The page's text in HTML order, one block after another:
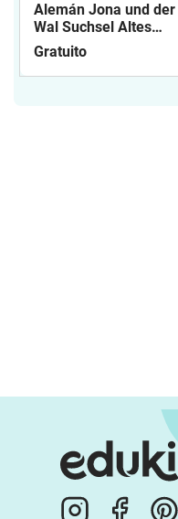
Alemán Jona und der
Wal Suchsel Altes
Testament
(Buchstabengitter)
Religion Grundschule
Gratuito